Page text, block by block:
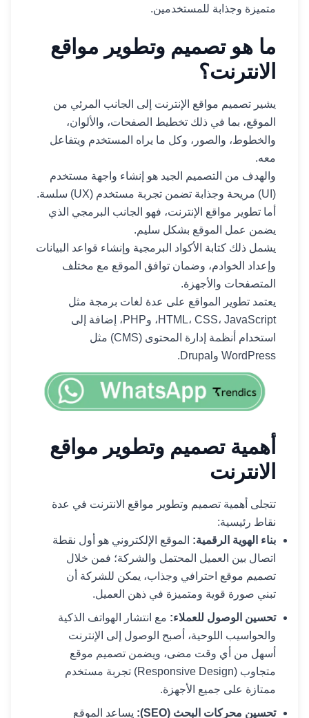
متميزة وجذابة للمستخدمين.
ما هو تصميم وتطوير مواقع
الانترنت؟
يشير تصميم مواقع الإنترنت إلى الجانب المرئي من
الموقع، بما في ذلك تخطيط الصفحات، والألوان،
والخطوط، والصور، وكل ما يراه المستخدم ويتفاعل
معه.
والهدف من التصميم الجيد هو إنشاء واجهة مستخدم
(UI) مريحة وجذابة تضمن تجربة مستخدم (UX) سلسة.
أما تطوير مواقع الإنترنت، فهو الجانب البرمجي الذي
يضمن عمل الموقع بشكل سليم.
يشمل ذلك كتابة الأكواد البرمجية وإنشاء قواعد البيانات
وإعداد الخوادم، وضمان توافق الموقع مع مختلف
المتصفحات والأجهزة.
يعتمد تطوير المواقع على عدة لغات برمجة مثل
HTML، CSS، JavaScript، وPHP، إضافة إلى
استخدام أنظمة إدارة المحتوى (CMS) مثل
WordPress وDrupal.
أهمية تصميم وتطوير مواقع
الانترنت
تتجلى أهمية تصميم وتطوير مواقع الانترنت في عدة
نقاط رئيسية:
بناء الهوية الرقمية: الموقع الإلكتروني هو أول نقطة
اتصال بين العميل المحتمل والشركة؛ فمن خلال
تصميم موقع احترافي وجذاب، يمكن للشركة أن
تبني صورة قوية ومتميزة في ذهن العميل.
تحسين الوصول للعملاء: مع انتشار الهواتف الذكية
والحواسيب اللوحية، أصبح الوصول إلى الإنترنت
أسهل من أي وقت مضى، ويضمن تصميم موقع
متجاوب (Responsive Design) تجربة مستخدم
ممتازة على جميع الأجهزة.
تحسين محركات البحث (SEO):
يساعد الموقع